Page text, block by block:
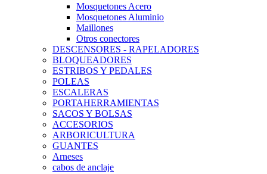
Mosquetones Acero
Mosquetones Aluminio
Maillones
Otros conectores
DESCENSORES - RAPELADORES
BLOQUEADORES
ESTRIBOS Y PEDALES
POLEAS
ESCALERAS
PORTAHERRAMIENTAS
SACOS Y BOLSAS
ACCESORIOS
ARBORICULTURA
GUANTES
Arneses
cabos de anclaje